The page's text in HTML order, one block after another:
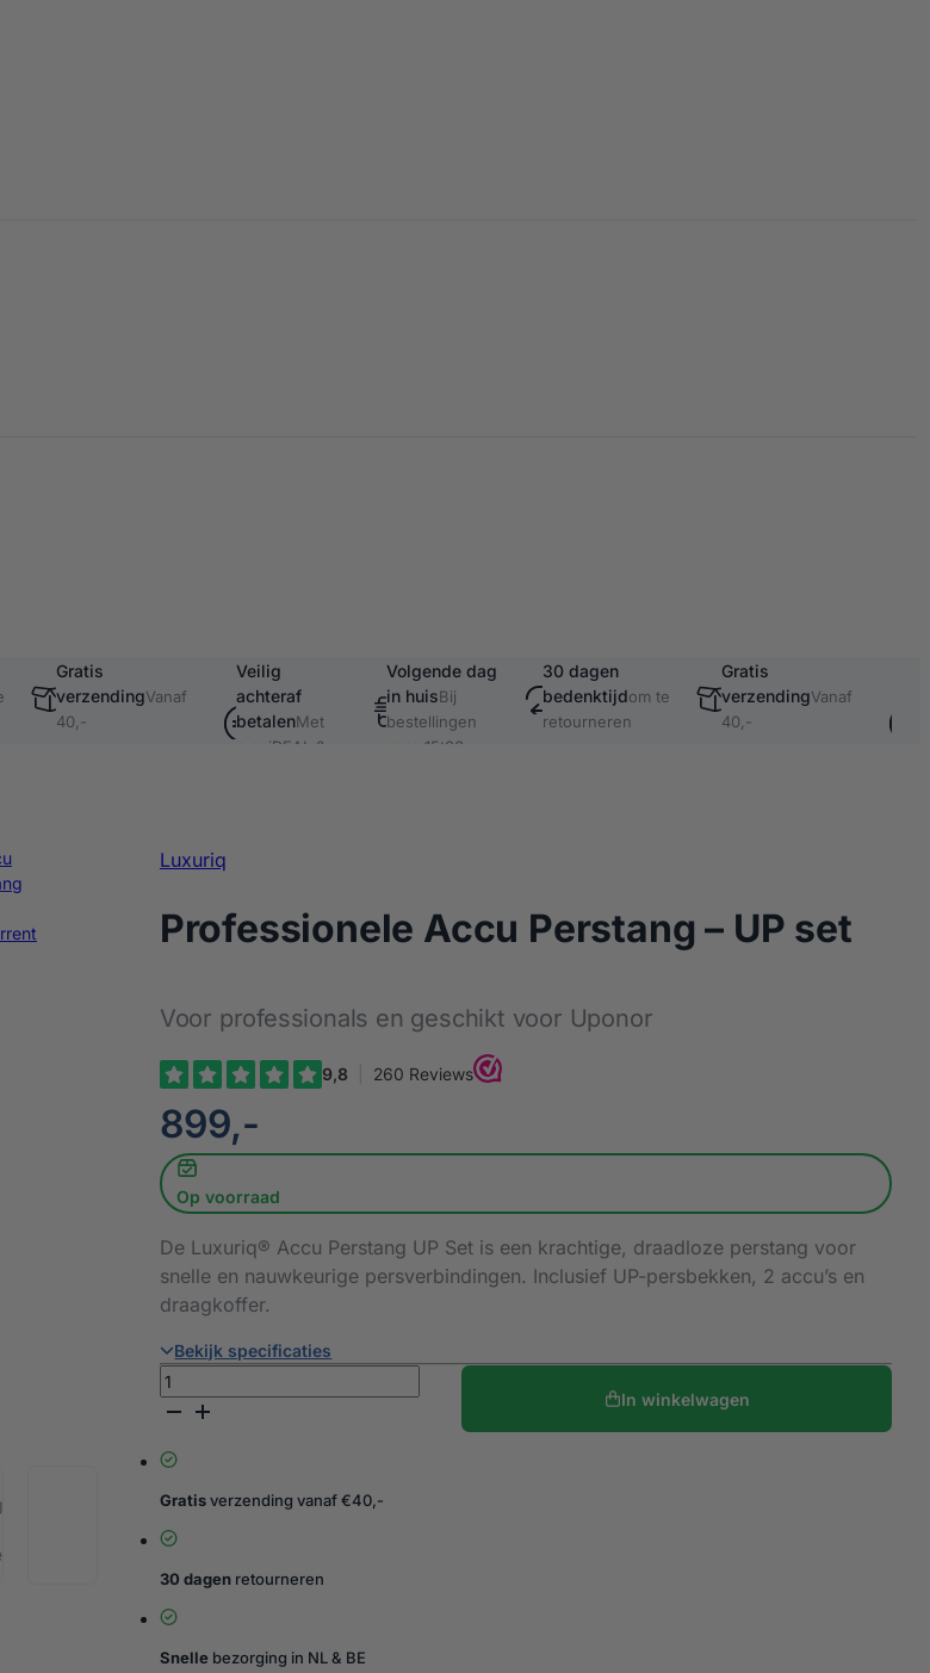
Gratis
verzendingVanaf
40,-
Veilig
achteraf
betalenMet
o.a. iDEAL &
Volgende dag
in huisBij
bestellingen
voor 15:00
30 dagen
bedenktijdom te
retourneren
Gratis
verzendingVanaf
40,-
Luxuriq
Professionele Accu Perstang – UP set
Voor professionals en geschikt voor Uponor
€
899,-
Op voorraad
De Luxuriq® Accu Perstang UP Set is een krachtige, draadloze perstang voor
snelle en nauwkeurige persverbindingen. Inclusief UP-persbekken, 2 accu’s en
draagkoffer.
Bekijk specificaties
Professionele
Accu
-
set
aantal
In winkelwagen
Gratisverzending vanaf €40,-
30 dagen retourneren
Snelle bezorging in NL & BE